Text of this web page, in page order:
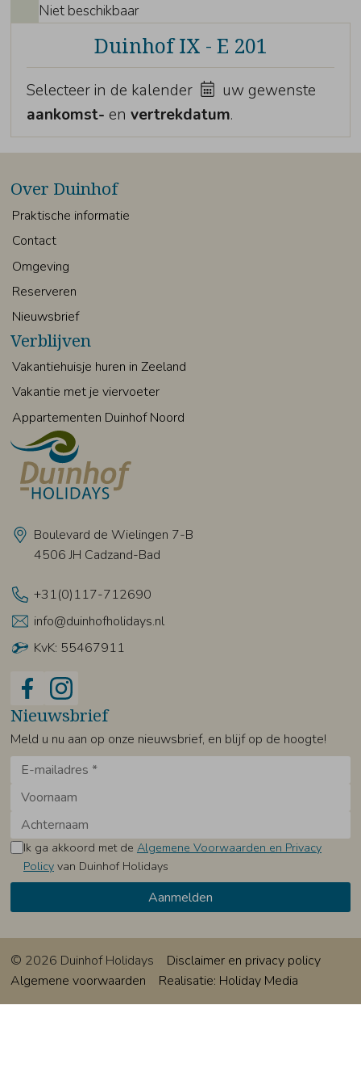
Niet beschikbaar
Duinhof IX - E 201
Selecteer in de kalender
uw gewenste
aankomst- envertrekdatum.
Boulevard de Wielingen 7-B
4506 JH Cadzand-Bad
+31(0)117-712690
info@duinhofholidays.nl
KvK: 55467911
Over Duinhof
Praktische informatie
Contact
Omgeving
Reserveren
Nieuwsbrief
Verblijven
Vakantiehuisje huren in Zeeland
Vakantie met je viervoeter
Appartementen Duinhof Noord
Nieuwsbrief
Meld u nu aan op onze nieuwsbrief, en blijf op de hoogte!
Ik ga akkoord met de Algemene Voorwaarden en Privacy
Policyvan Duinhof Holidays
© 2026 Duinhof Holidays
Disclaimer en privacy policy
Algemene voorwaarden
Realisatie: Holiday Media